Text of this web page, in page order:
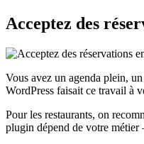
Acceptez des
Vous avez un agenda plein,
WordPress faisait ce travail à
Pour les restaurants, on
plugin dépend de votre